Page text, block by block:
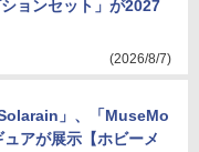
ョンセット」が2027
(2026/8/7)
」、「MuseMo
アが展示【ホビーメ